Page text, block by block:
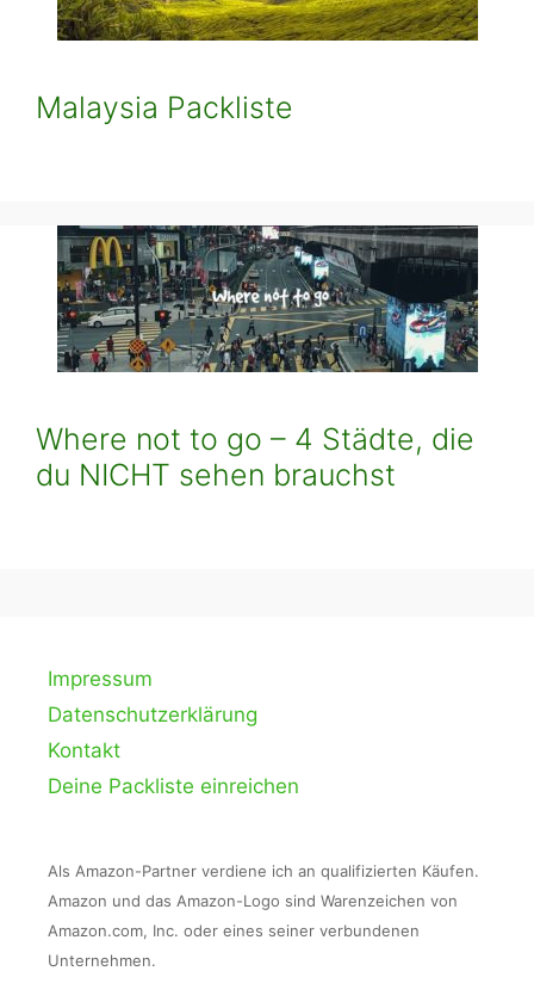
Malaysia Packliste
Where not to go – 4 Städte, die
du NICHT sehen brauchst
Impressum
Datenschutzerklärung
Kontakt
Deine Packliste einreichen
Als Amazon-Partner verdiene ich an qualifizierten Käufen.
Amazon und das Amazon-Logo sind Warenzeichen von
Amazon.com, Inc. oder eines seiner verbundenen
Unternehmen.